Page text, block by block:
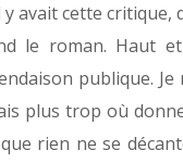
avait cette critique,
le roman. Haut
publique. Je
plus trop où
rien ne se